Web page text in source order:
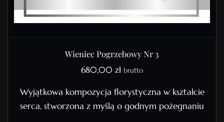
Wieniec Pogrzebowy Nr 3
680,00 zł brutto
Wyjątkowa kompozycja florystyczna w kształcie
serca, stworzona z myślą o godnym pożegnaniu